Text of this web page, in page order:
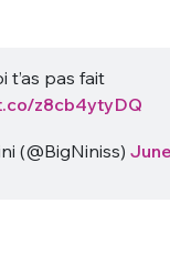
t’as pas fait
z8cb4ytyDQ
(@BigNiniss)